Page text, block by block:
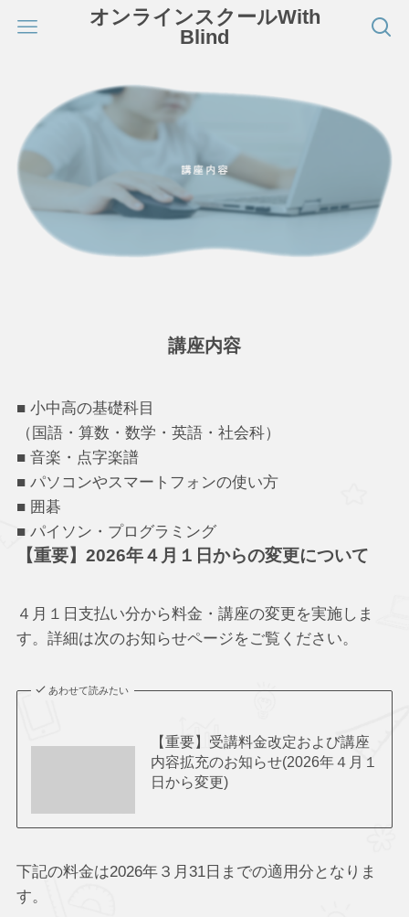
オンラインスクールWith
Blind
講座内容
■ 小中高の基礎科目
（国語・算数・数学・英語・社会科）
■ 音楽・点字楽譜
■ パソコンやスマートフォンの使い方
■ 囲碁
■ パイソン・プログラミング
【重要】2026年４月１日からの変更について
４月１日支払い分から料金・講座の変更を実施しま
す。詳細は次のお知らせページをご覧ください。
あわせて読みたい
【重要】受講料金改定および講座
内容拡充のお知らせ(2026年４月１
日から変更)
下記の料金は2026年３月31日までの適用分となりま
す。